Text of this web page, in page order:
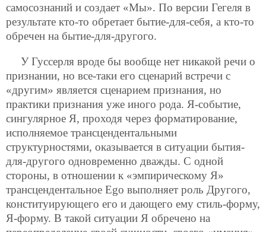
самосознаний и создает «Мы». По версии Гегеля в
результате кто-то обретает бытие-для-себя, а кто-то
обречен на бытие-для-другого.
У Гуссерля вроде бы вообще нет никакой речи о
признании, но все-таки его сценарий встречи с
«другим» является сценарием признания, но
практики признания уже иного рода. Я-событие,
сингулярное Я, проходя через форматирование,
исполняемое трансцендентальными
структурностями, оказывается в ситуации бытия-
для-другого одновременно дважды. С одной
стороны, в отношении к «эмпирическому Я»
трансцендентальное Ego выполняет роль Другого,
конституирующего его и дающего ему стиль-форму,
Я-форму. В такой ситуации Я обречено на